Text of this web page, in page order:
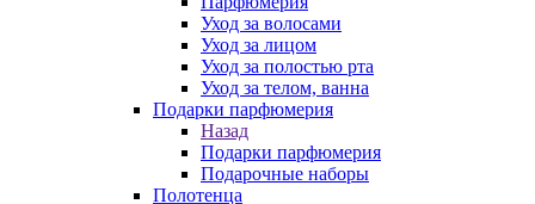
Уход за волосами
Уход за лицом
Уход за полостью рта
Уход за телом, ванна
Подарки парфюмерия
Назад
Подарки парфюмерия
Подарочные наборы
Полотенца